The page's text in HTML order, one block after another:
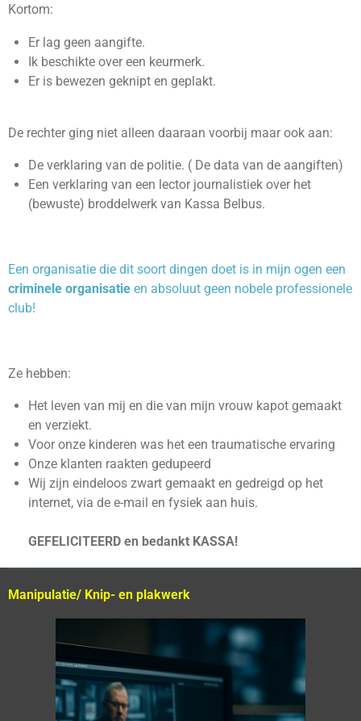
Kortom:
Er lag geen aangifte.
Ik beschikte over een keurmerk.
Er is bewezen geknipt en geplakt.
De rechter ging niet alleen daaraan voorbij maar ook aan:
De verklaring van de politie. ( De data van de aangiften)
Een verklaring van een lector journalistiek over het
(bewuste) broddelwerk van Kassa Belbus.
Een organisatie die dit soort dingen doet is in mijn ogen een
criminele organisatie en absoluut geen nobele professionele
club!
Ze hebben:
Het leven van mij en die van mijn vrouw kapot gemaakt
en verziekt.
Voor onze kinderen was het een traumatische ervaring
Onze klanten raakten gedupeerd
Wij zijn eindeloos zwart gemaakt en gedreigd op het
internet, via de e-mail en fysiek aan huis.
GEFELICITEERD en bedankt KASSA!
Manipulatie/ Knip- en plakwerk